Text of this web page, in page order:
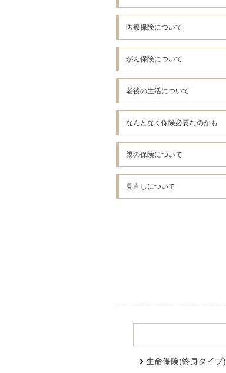
医療保険について
がん保険について
老後の生活について
なんとなく保険必要なのかも
親の保険について
見直しについて
生命保険(終身タイプ)